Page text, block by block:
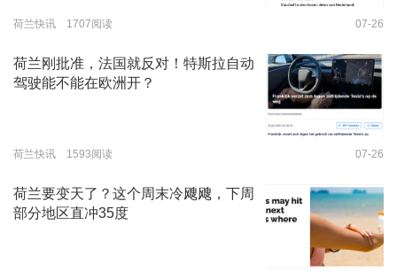
荷兰快讯 1707阅读 07-26
荷兰刚批准，法国就反对！特斯拉自动
驾驶能不能在欧洲开？
荷兰快讯 1593阅读 07-26
荷兰要变天了？这个周末冷飕飕，下周
部分地区直冲35度